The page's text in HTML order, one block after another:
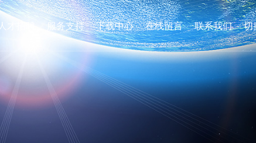
人才招聘 服务支持 下载中心 在线留言 联系我们 切